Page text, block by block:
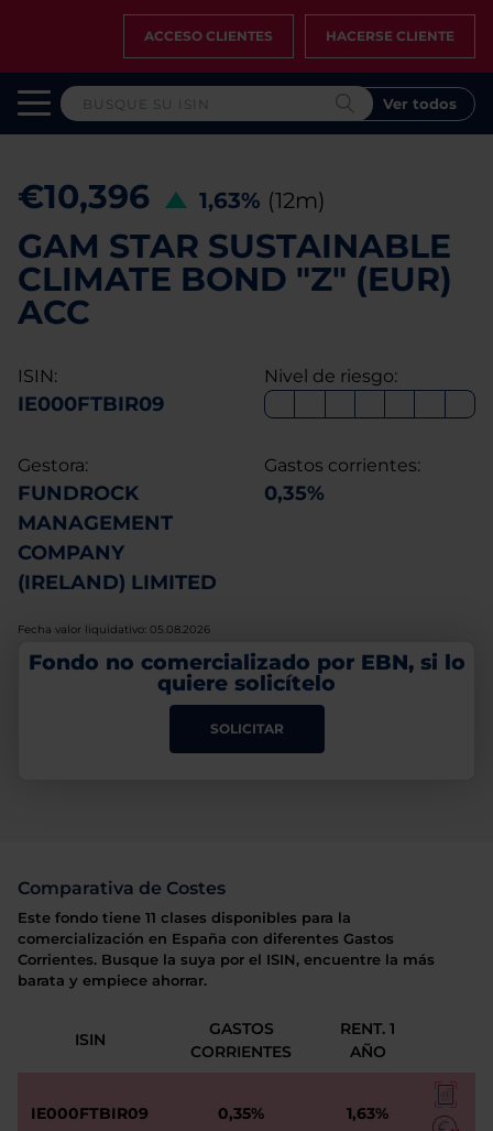
ACCESO CLIENTES HACERSE CLIENTE
Ver todos
€10,396 1,63% (12m)
GAM STAR SUSTAINABLE
CLIMATE BOND "Z" (EUR)
ACC
ISIN:
IE000FTBIR09
Nivel de riesgo:
Gestora:
FUNDROCK
MANAGEMENT
COMPANY
(IRELAND) LIMITED
Gastos corrientes:
0,35%
Fecha valor liquidativo: 05.08.2026
Fondo no comercializado por EBN, si lo
quiere solicítelo
SOLICITAR
Comparativa de Costes
Este fondo tiene 11 clases disponibles para la
comercialización en España con diferentes Gastos
Corrientes. Busque la suya por el ISIN, encuentre la más
barata y empiece ahorrar.
ISIN
GASTOS
CORRIENTES
RENT. 1
AÑO
IE000FTBIR09 0,35% 1,63%